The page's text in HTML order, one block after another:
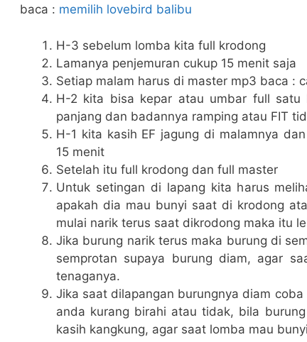
baca : memilih lovebird balibu
H-3 sebelum lomba kita full krodong
Lamanya penjemuran cukup 15 menit saja
Setiap malam harus di master mp3 baca :
H-2 kita bisa kepar atau umbar full satu
panjang dan badannya ramping atau FIT
H-1 kita kasih EF jagung di malamnya
15 menit
Setelah itu full krodong dan full master
Untuk setingan di lapang kita harus
apakah dia mau bunyi saat di krodong
mulai narik terus saat dikrodong maka itu
Jika burung narik terus maka burung di
semprotan supaya burung diam, agar
tenaganya.
Jika saat dilapangan burungnya diam
anda kurang birahi atau tidak, bila
kasih kangkung, agar saat lomba mau